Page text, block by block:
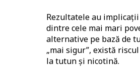
Rezultatele au
dintre cele mai mari
alternative pe bază de
„mai sigur”, există
la tutun și nicotină.